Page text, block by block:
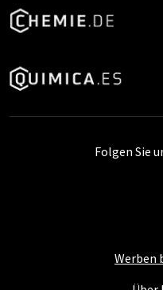
Werben
Folgen Sie